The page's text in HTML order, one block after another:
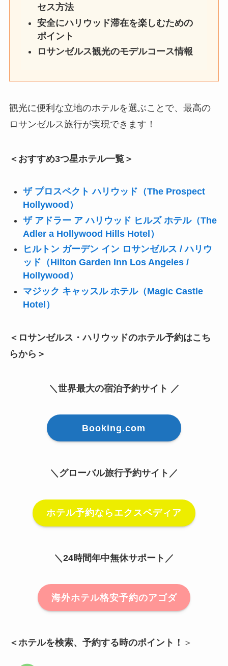
セス方法
安全にハリウッド滞在を楽しむための
ポイント
ロサンゼルス観光のモデルコース情報
観光に便利な立地のホテルを選ぶことで、最高の
ロサンゼルス旅行が実現できます！
＜おすすめ3つ星ホテル一覧＞
ザ プロスペクト ハリウッド（The Prospect
Hollywood）
ザ アドラー ア ハリウッド ヒルズ ホテル（The
Adler a Hollywood Hills Hotel）
ヒルトン ガーデン イン ロサンゼルス / ハリウ
ッド（Hilton Garden Inn Los Angeles /
Hollywood）
マジック キャッスル ホテル（Magic Castle
Hotel）
＜ロサンゼルス・ハリウッドのホテル予約はこち
らから＞
＼世界最大の宿泊予約サイト ／
Booking.com
＼グローバル旅行予約サイト／
ホテル予約ならエクスペディア
＼24時間年中無休サポート／
海外ホテル格安予約のアゴダ
＜ホテルを検索、予約する時のポイント！ ＞